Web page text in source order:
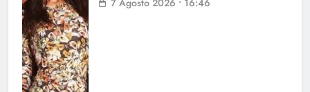
7 Agosto 2026 • 16:46